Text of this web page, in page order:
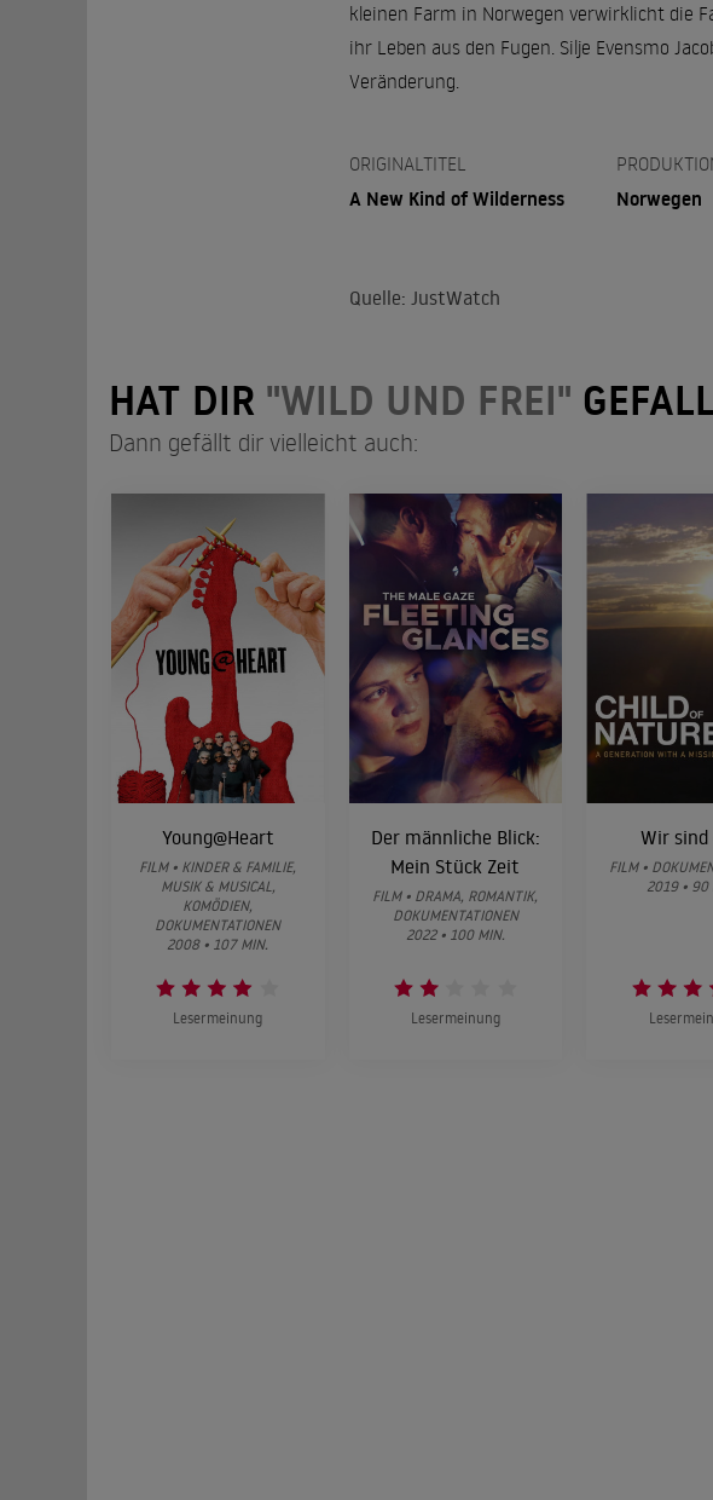
kleinen Farm in Norwegen verwirklicht die
ihr Leben aus den Fugen. Silje Evensmo
Veränderung.
ORIGINALTITEL
A New Kind of Wilderness Norwegen
Quelle: JustWatch
HAT DIR "WILD UND FREI"
Dann gefällt dir vielleicht auch:
Young@Heart
FILM • KINDER & FAMILIE,
MUSIK & MUSICAL,
KOMÖDIEN,
DOKUMENTATIONEN
2008 • 107 MIN.
Lesermeinung
Der männliche Blick:
Mein Stück Zeit
FILM • DRAMA, ROMANTIK,
DOKUMENTATIONEN
2022 • 100 MIN.
Lesermeinung
Wir sind
FILM •
2019 • 90